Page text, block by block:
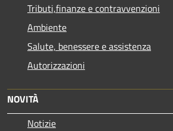
Tributi,finanze e contravvenzioni
Ambiente
Salute, benessere e assistenza
Autorizzazioni
NOVITÀ
Notizie